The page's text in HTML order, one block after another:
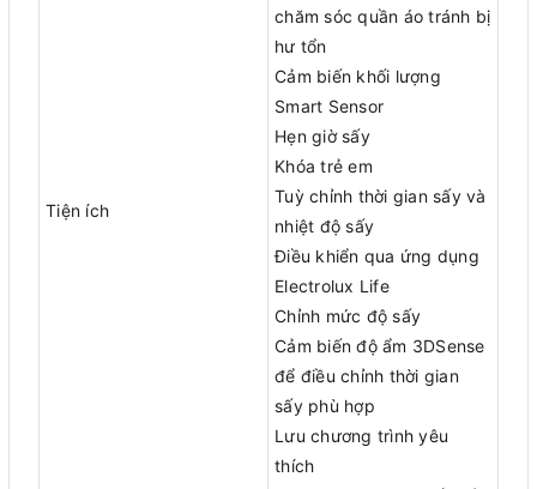
Tiện ích
chăm sóc quần áo tránh bị
hư tổn
Cảm biến khối lượng
Smart Sensor
Hẹn giờ sấy
Khóa trẻ em
Tuỳ chỉnh thời gian sấy và
nhiệt độ sấy
Điều khiển qua ứng dụng
Electrolux Life
Chỉnh mức độ sấy
Cảm biến độ ẩm 3DSense
để điều chỉnh thời gian
sấy phù hợp
Lưu chương trình yêu
thích